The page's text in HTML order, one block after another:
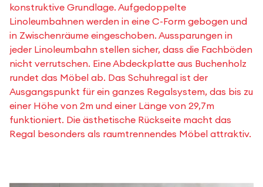
konstruktive Grundlage. Aufgedoppelte
Linoleumbahnen werden in eine C-Form gebogen und
in Zwischenräume eingeschoben. Aussparungen in
jeder Linoleumbahn stellen sicher, dass die Fachböden
nicht verrutschen. Eine Abdeckplatte aus Buchenholz
rundet das Möbel ab. Das Schuhregal ist der
Ausgangspunkt für ein ganzes Regalsystem, das bis zu
einer Höhe von 2m und einer Länge von 29,7m
funktioniert. Die ästhetische Rückseite macht das
Regal besonders als raumtrennendes Möbel attraktiv.